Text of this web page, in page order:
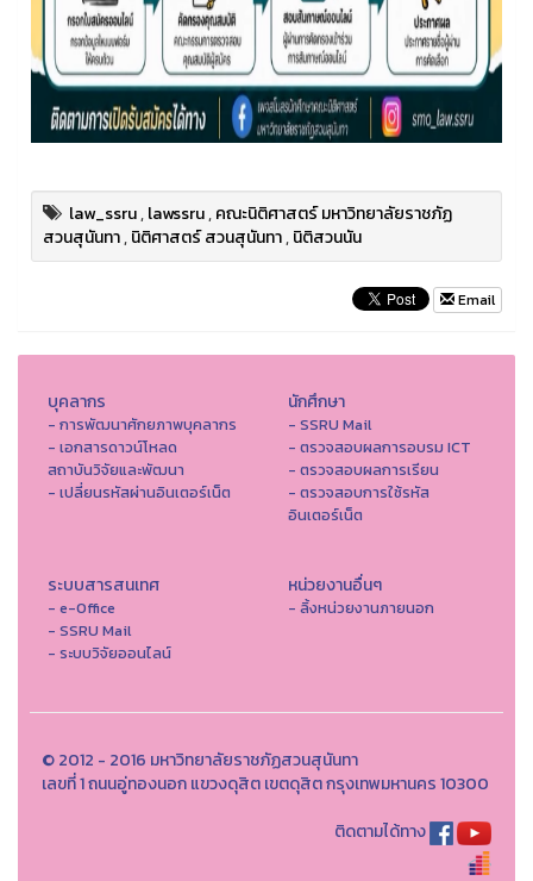
law_ssru,lawssru,คณะนิติศาสตร์ มหาวิทยาลัยราชภัฏ
สวนสุนันทา,นิติศาสตร์ สวนสุนันทา,นิติสวนนัน
Email
บุคลากร
- การพัฒนาศักยภาพบุคลากร
- เอกสารดาวน์โหลด
สถาบันวิจัยและพัฒนา
- เปลี่ยนรหัสผ่านอินเตอร์เน็ต
นักศึกษา
- SSRU Mail
- ตรวจสอบผลการอบรม ICT
- ตรวจสอบผลการเรียน
- ตรวจสอบการใช้รหัส
อินเตอร์เน็ต
ระบบสารสนเทศ
- e-Office
- SSRU Mail
- ระบบวิจัยออนไลน์
หน่วยงานอื่นๆ
- ลิ้งหน่วยงานภายนอก
© 2012 - 2016 มหาวิทยาลัยราชภัฏสวนสุนันทา
เลขที่ 1 ถนนอู่ทองนอก แขวงดุสิต เขตดุสิต กรุงเทพมหานคร 10300
ติดตามได้ทาง